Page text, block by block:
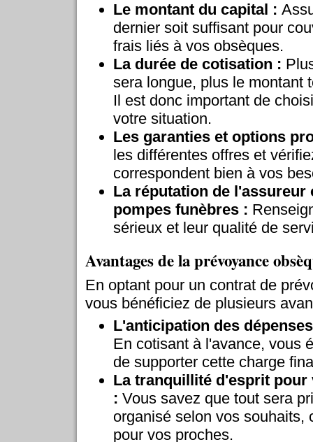
Le montant du capital :
dernier soit suffisant pour
frais liés à vos obsèques.
La durée de cotisation :
sera longue, plus le montant
Il est donc important de
votre situation.
Les garanties et options
les différentes offres et
correspondent bien à vos
La réputation de l'assureur
pompes funèbres :
sérieux et leur qualité de
Avantages de la prévoyance
En optant pour un contrat de
vous bénéficiez de plusieurs
L'anticipation des
En cotisant à l'avance, vous
de supporter cette charge
La tranquillité d'esprit
: Vous savez que tout sera
organisé selon vos souhaits,
pour vos proches.